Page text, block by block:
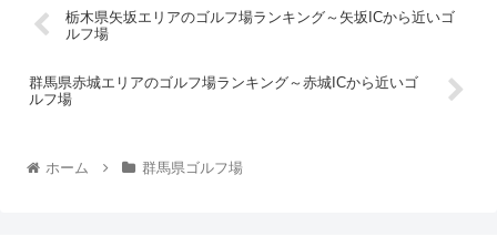
栃木県矢坂エリアのゴルフ場ランキング～矢坂ICから近いゴ
ルフ場
群馬県赤城エリアのゴルフ場ランキング～赤城ICから近いゴ
ルフ場
ホーム 群馬県ゴルフ場